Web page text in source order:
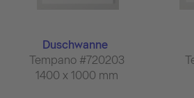
Duschwanne
Tempano #720203
1400 x 1000 mm